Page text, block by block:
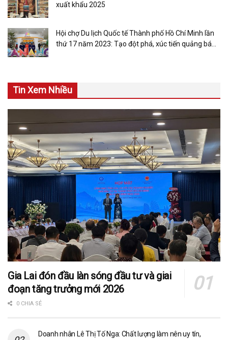
xuất khẩu 2025
Hội chợ Du lịch Quốc tế Thành phố Hồ Chí Minh lần
thứ 17 năm 2023: Tạo đột phá, xúc tiến quảng bá
Tin Xem Nhiều
Gia Lai đón đầu làn sóng đầu tư và giai
đoạn tăng trưởng mới 2026
0 CHIA SẺ
Doanh nhân Lê Thị Tố Nga: Chất lượng làm nên uy tín,